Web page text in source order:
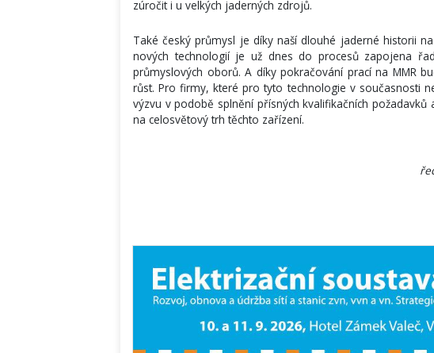
zúročit i u velkých jaderných zdrojů.
Také český průmysl je díky naší dlouhé jaderné historii
nových technologií je už dnes do procesů zapojena
průmyslových oborů. A díky pokračování prací na MMR
růst. Pro firmy, které pro tyto technologie v současnosti
výzvu v podobě splnění přísných kvalifikačních
na celosvětový trh těchto zařízení.